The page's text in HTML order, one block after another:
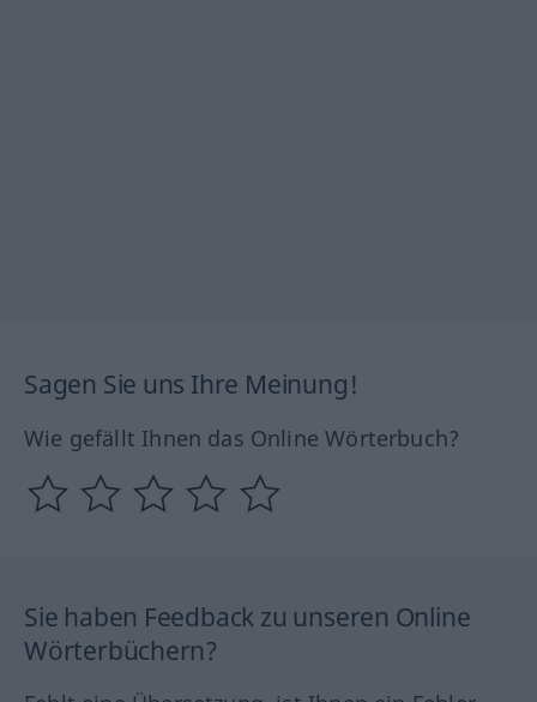
Sagen Sie uns Ihre Meinung!
Wie gefällt Ihnen das Online Wörterbuch?
Sie haben Feedback zu unseren Online
Wörterbüchern?